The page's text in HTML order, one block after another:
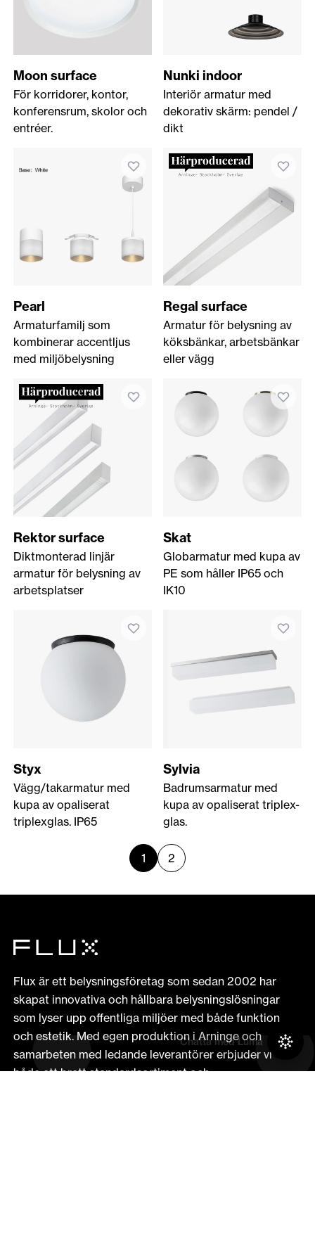
Moon surface
För korridorer, kontor,
konferensrum, skolor och
entréer.
Nunki indoor
Interiör armatur med
dekorativ skärm: pendel /
dikt
Pearl
Armaturfamilj som
kombinerar accentljus
med miljöbelysning
Regal surface
Armatur för belysning av
köksbänkar, arbetsbänkar
eller vägg
Rektor surface
Diktmonterad linjär
armatur för belysning av
arbetsplatser
Skat
Globarmatur med kupa av
PE som håller IP65 och
IK10
Styx
Vägg/takarmatur med
kupa av opaliserat
triplexglas. IP65
Sylvia
Badrumsarmatur med
kupa av opaliserat triplex-
glas.
1 2
Flux är ett belysningsföretag som sedan 2002 har
skapat innovativa och hållbara belysningslösningar
som lyser upp offentliga miljöer med både funktion
och estetik. Med egen produktion i Arninge och
samarbeten med ledande leverantörer erbjuder vi
både ett brett standardsortiment och